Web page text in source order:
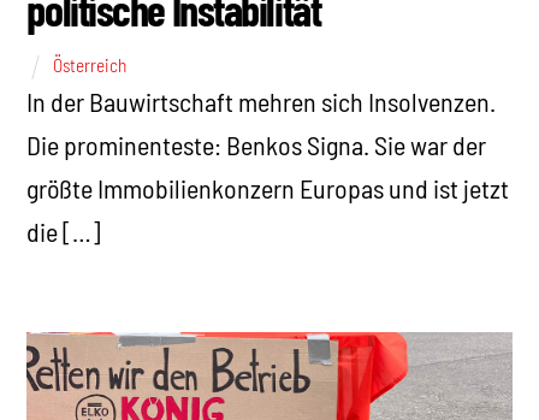
Österreich
In der Bauwirtschaft mehren sich Insolvenzen.
Die prominenteste: Benkos Signa. Sie war der
größte Immobilienkonzern Europas und ist jetzt
die […]